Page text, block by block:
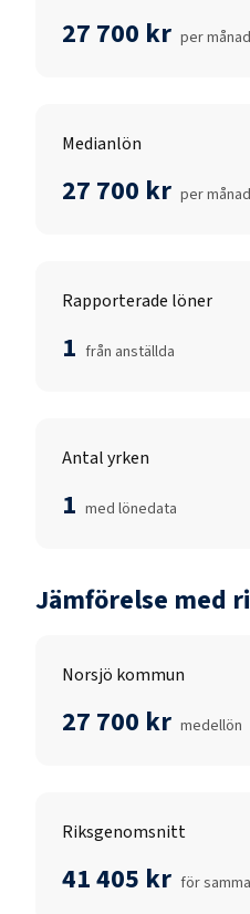
27 700 kr per månad
Medianlön
27 700 kr per månad
Rapporterade löner
1 från anställda
Antal yrken
1 med lönedata
Jämförelse med
Norsjö kommun
27 700 kr medellön
Riksgenomsnitt
41 405 kr för